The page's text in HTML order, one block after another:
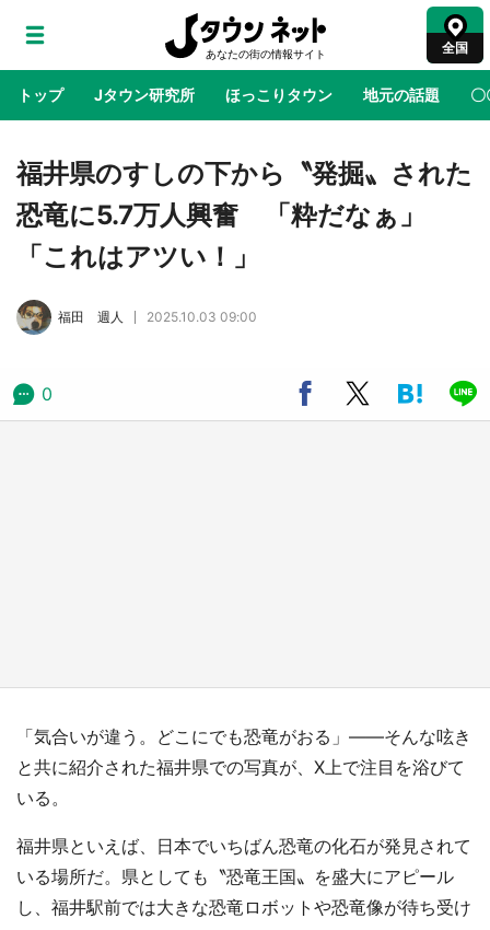
全国
トップ Jタウン研究所 ほっこりタウン 地元の話題 〇
地域×二次元 絶景 あの時はありがとう 物語がはじ
ラプラス・ダークネスが栃木県を征服！？ 県
公式プロモ動画で「聖地」が生産されてます
の「猫猫像」も【8／1～10／26】
福井県のすしの下から〝発掘〟された
恐竜に5.7万人興奮 「粋だなぁ」
「これはアツい！」
福田 週人 2025.10.03 09:00
0
「気合いが違う。どこにでも恐竜がおる」――そんな呟き
と共に紹介された福井県での写真が、X上で注目を浴びて
いる。
福井県といえば、日本でいちばん恐竜の化石が発見されて
いる場所だ。県としても〝恐竜王国〟を盛大にアピール
し、福井駅前では大きな恐竜ロボットや恐竜像が待ち受け